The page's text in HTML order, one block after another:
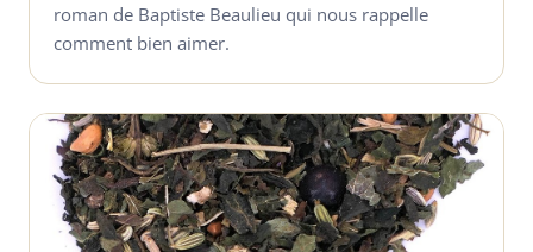
roman de Baptiste Beaulieu qui nous rappelle
comment bien aimer.